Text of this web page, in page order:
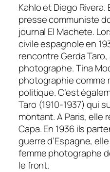
Kahlo et Diego Rivera.
presse communiste
journal El Machete.
civile espagnole en
rencontre Gerda
photographe. Tina
photographie comme
politique. C’est
Taro (1910-1937) qui
montant. A Paris, elle
Capa. En 1936 ils
guerre d’Espagne,
femme photographe
le front.